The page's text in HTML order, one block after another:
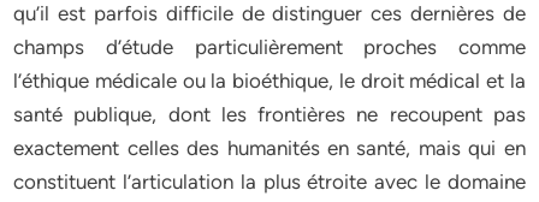
qu’il est parfois difficile de distinguer ces dernières de
champs d’étude particulièrement proches comme
l’éthique médicale ou la bioéthique, le droit médical et la
santé publique, dont les frontières ne recoupent pas
exactement celles des humanités en santé, mais qui en
constituent l’articulation la plus étroite avec le domaine